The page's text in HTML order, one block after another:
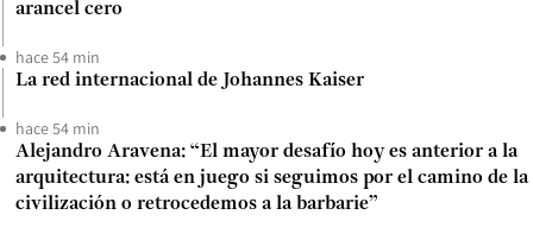
arancel cero
hace 54 min
La red internacional de Johannes Kaiser
hace 54 min
Alejandro Aravena: “El mayor desafío hoy es anterior a la
arquitectura: está en juego si seguimos por el camino de la
civilización o retrocedemos a la barbarie”